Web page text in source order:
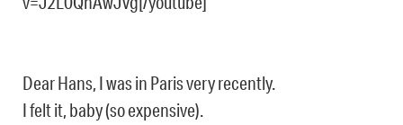
Dear Hans, I was in Paris very recently.
I felt it, baby (so expensive).